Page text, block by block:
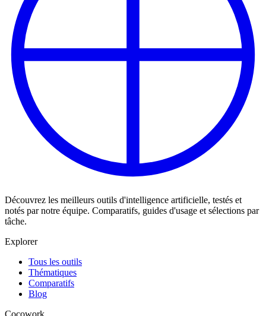
Découvrez les meilleurs outils d'intelligence artificielle, testés et
notés par notre équipe. Comparatifs, guides d'usage et sélections par
tâche.
Explorer
Tous les outils
Thématiques
Comparatifs
Blog